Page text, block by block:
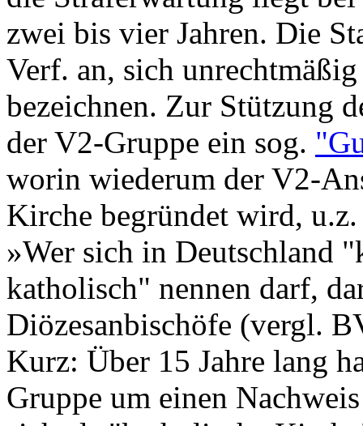
zwei bis vier Jahren. Die
Verf. an, sich
bezeichnen. Zur Stützung
der V2-Gruppe ein sog.
worin wiederum der V2-
Kirche begründet wird,
»Wer sich in Deutschland
katholisch" nennen darf,
Diözesanbischöfe (vergl.
Kurz: Über 15 Jahre lang
Gruppe um einen